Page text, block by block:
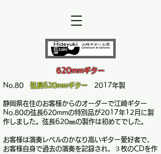
620mmギター
No.80弦長620mmギター 2017年製
静岡県在住のお客様からのオーダーで江崎ギター
No.80の弦長620mmの特別品が2017年12月に製
作しました。弦長620㎜の製作は初めてでした。
お客様は演奏レベルのかなり高いギター愛好者で、
お客様自身で過去の演奏を記録され、３枚のCDを作